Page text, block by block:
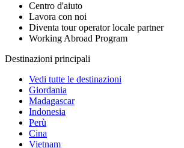
Centro d'aiuto
Lavora con noi
Diventa tour operator locale partner
Working Abroad Program
Destinazioni principali
Vedi tutte le destinazioni
Giordania
Madagascar
Indonesia
Perù
Cina
Vietnam